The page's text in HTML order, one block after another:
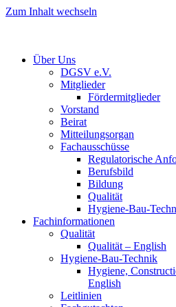
Zum Inhalt wechseln
Über Uns
DGSV e.V.
Mitglieder
Fördermitglieder
Vorstand
Beirat
Mitteilungsorgan
Fachausschüsse
Regulatorische
Berufsbild
Bildung
Qualität
Hygiene-Bau-
Fachinformationen
Qualität
Qualität – English
Hygiene-Bau-Technik
Hygiene,
English
Leitlinien